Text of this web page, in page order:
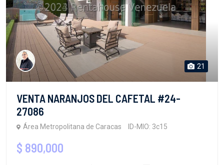
21
VENTA NARANJOS DEL CAFETAL #24-
27086
Área Metropolitana de Caracas ID-MIO: 3c15
$ 890,000